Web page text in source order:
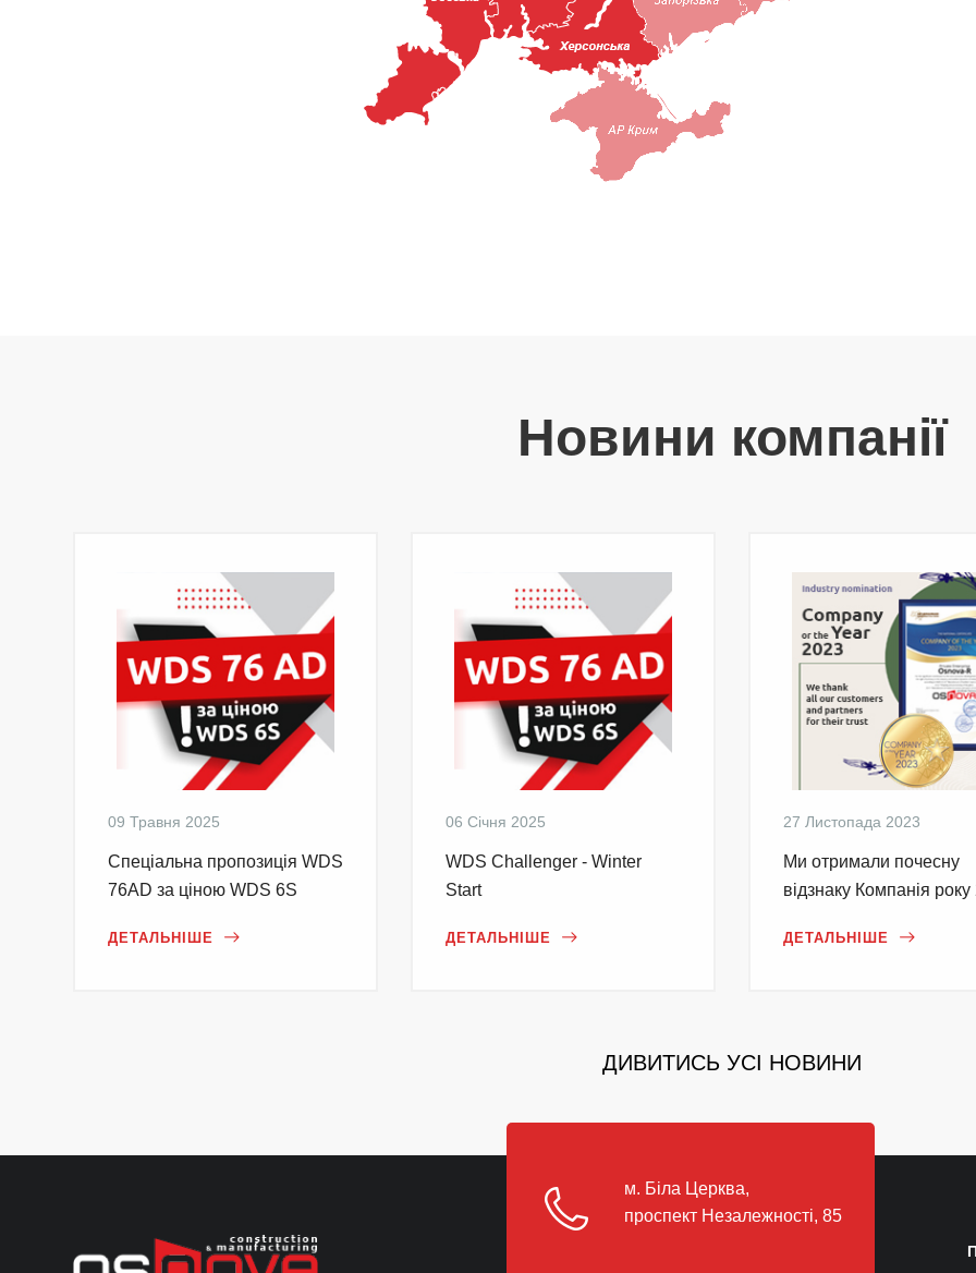
Новини компанії
09 Травня 2025
Cпеціальна пропозиція WDS
76AD за ціною WDS 6S
ДЕТАЛЬНІШЕ
06 Січня 2025
WDS Challenger - Winter
Start
ДЕТАЛЬНІШЕ
27 Листопада 2023
Ми отримали почесну
відзнаку Компанія
ДЕТАЛЬНІШЕ
ДИВИТИСЬ УСІ НОВИНИ
м. Біла Церква,
проспект Незалежності, 85